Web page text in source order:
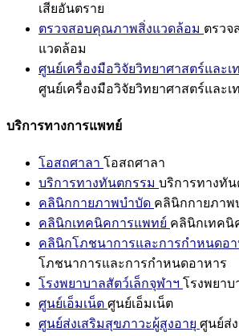
เสียอันตราย
ตรวจสอบคุณภาพสิ่งแวดล้อม ตรว
แวดล้อม
ศูนย์เครื่องมือวิจัยวิทยาศาสตร์และเ
ศูนย์เครื่องมือวิจัยวิทยาศาสตร์และเ
บริการทางการแพทย์
โอสถศาลา โอสถศาลา
บริการทางทันตกรรม บริการทางทัน
คลินิกกายภาพบำบัด คลินิกกายภาพ
คลินิกเทคนิคการแพทย์ คลินิกเทคนิ
คลินิกโภชนาการและการกำหนดอา
โภชนาการและการกำหนดอาหาร
โรงพยาบาลสัตว์เล็กจุฬาฯ โรงพยาบ
ศูนย์เอ็มเน็ต ศูนย์เอ็มเน็ต
ศูนย์ส่งเสริมสุขภาวะผู้สูงอายุ ศูนย์ส่